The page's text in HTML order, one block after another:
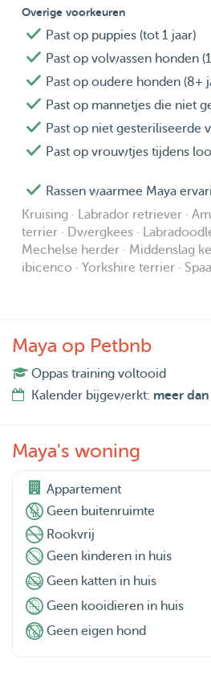
🚆 Reizen met het OV is voor mij
een reiskostenvergoeding ben ik
verschillende regio’s.
🏡 Voor house sitting, dog sitting
beschikbaar voor zowel korte als
🧼 Ik ben een zeer schoon,
respect voor dieren.
🇳🇱🇬🇧 Ik spreek zowel
Wat ik aanbied:
knuffelen en wandelen
– Medicatie toedienen indien
– Flexibiliteit in tijden en duur van
Ben je op zoek naar iemand die
heeft, dan maak ik graag kennis
Met zachtheid en zorg,
Maya
Overige voorkeuren
Past op puppies (tot 1 jaar)
Past op volwassen honden
Past op oudere honden (8+
Past op mannetjes die niet
Past op niet gesteriliseerde
Past op vrouwtjes tijdens
Rassen waarmee Maya
Kruising · Labrador retriever ·
terrier · Dwergkees ·
Mechelse herder · Middenslag
ibicenco · Yorkshire terrier ·
Maya op Petbnb
Oppas training voltooid
Kalender bijgewerkt: meer
Maya's woning
Appartement
Geen buitenruimte
Rookvrij
Geen kinderen in huis
Geen katten in huis
Geen kooidieren in huis
Geen eigen hond